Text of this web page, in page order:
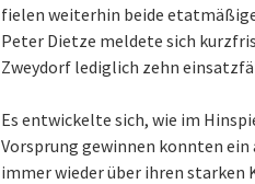
fielen weiterhin beide
Peter Dietze meldete sich
Zweydorf lediglich zehn
Es entwickelte sich, wie im
Vorsprung gewinnen konnten ein
immer wieder über ihren starken